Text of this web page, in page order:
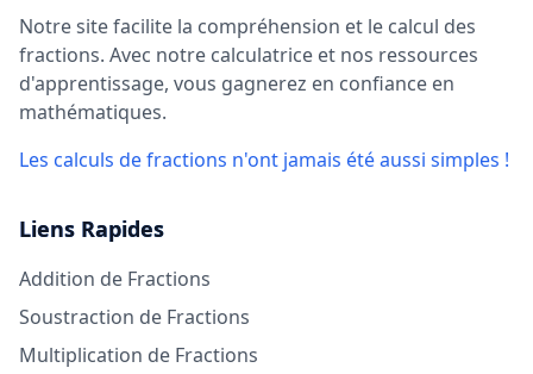
Notre site facilite la compréhension et le calcul des
fractions. Avec notre calculatrice et nos ressources
d'apprentissage, vous gagnerez en confiance en
mathématiques.
Les calculs de fractions n'ont jamais été aussi simples !
Liens Rapides
Addition de Fractions
Soustraction de Fractions
Multiplication de Fractions